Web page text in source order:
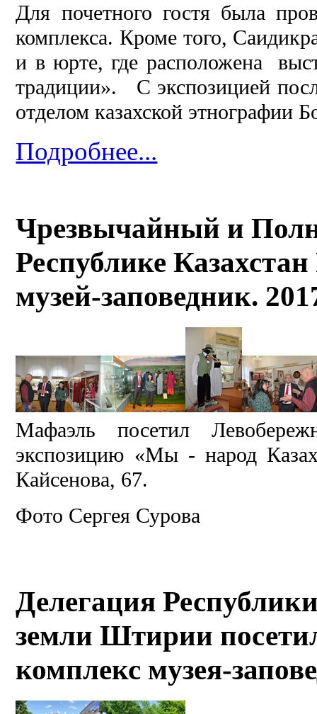
Для почетного гостя была
комплекса. Кроме того,
и в юрте, где расположена
традиции». С экспозицией
отделом казахской этнографии
Подробнее...
Чрезвычайный и
Республике
музей-заповедник.
Мафаэль посетил
экспозицию «Мы - народ
Кайсенова, 67.
Фото Сергея Сурова
Делегация
земли Штирии
комплекс музея-